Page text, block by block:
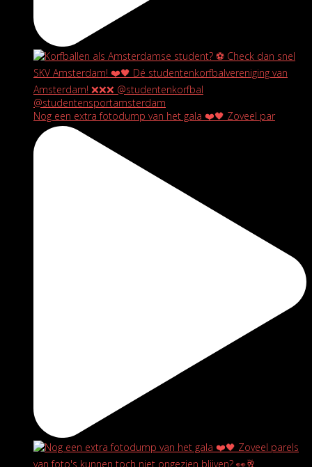
Nog een extra fotodump van het gala ❤️🖤 Zoveel par